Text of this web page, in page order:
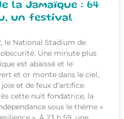
la Jamaïque : 64
un festival
le National Stadium de
Une minute plus
est abaissé et le
et or monte dans le ciel,
et de feux d’artifice.
cette nuit fondatrice, la
sous le thème «